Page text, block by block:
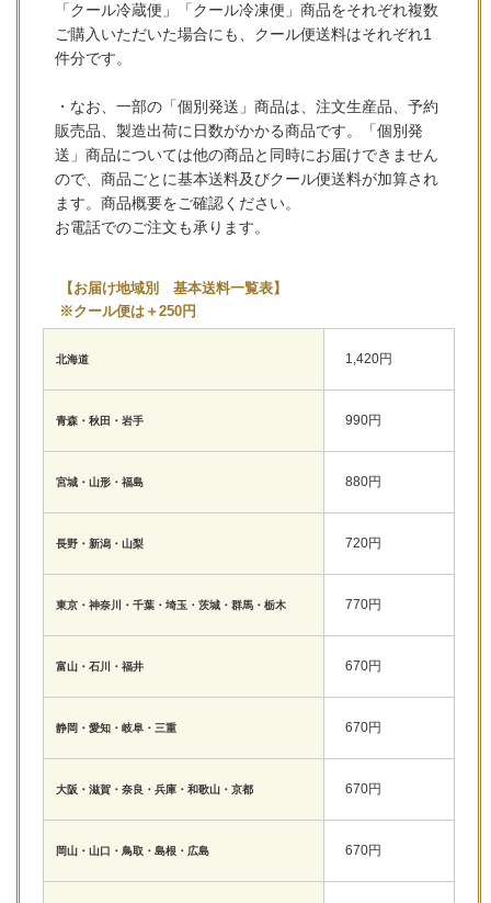
「クール冷蔵便」「クール冷凍便」商品をそれぞれ複数
ご購入いただいた場合にも、クール便送料はそれぞれ1
件分です。
・なお、一部の「個別発送」商品は、注文生産品、予約
販売品、製造出荷に日数がかかる商品です。「個別発
送」商品については他の商品と同時にお届けできません
ので、商品ごとに基本送料及びクール便送料が加算され
ます。商品概要をご確認ください。
お電話でのご注文も承ります。
【お届け地域別 基本送料一覧表】
※クール便は＋250円
北海道 1,420円
青森・秋田・岩手 990円
宮城・山形・福島 880円
長野・新潟・山梨 720円
東京・神奈川・千葉・埼玉・茨城・群馬・栃木 770円
富山・石川・福井 670円
静岡・愛知・岐阜・三重 670円
大阪・滋賀・奈良・兵庫・和歌山・京都 670円
岡山・山口・鳥取・島根・広島 670円